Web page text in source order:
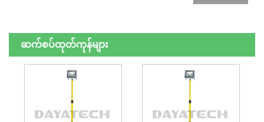
ဆက်စပ်ထုတ်ကုန်များ